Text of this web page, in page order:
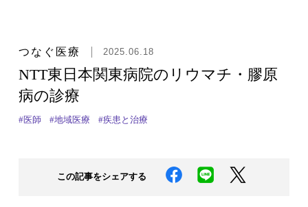
つなぐ医療 2025.06.18
NTT東日本関東病院のリウマチ・膠原
病の診療
#医師 #地域医療 #疾患と治療
この記事をシェアする